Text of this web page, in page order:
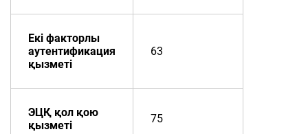
Екі факторлы
аутентификация
қызметі
63
ЭЦҚ қол қою
қызметі
75